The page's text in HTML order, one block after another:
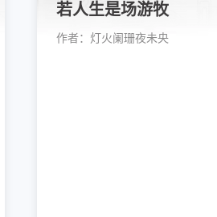
若人生是场游牧
作者： 灯火阑珊夜未央